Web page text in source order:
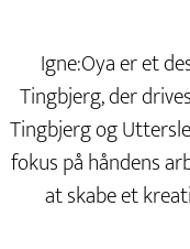
Igne:Oya er et
Tingbjerg, der
Tingbjerg og
fokus på håndens
at skabe et